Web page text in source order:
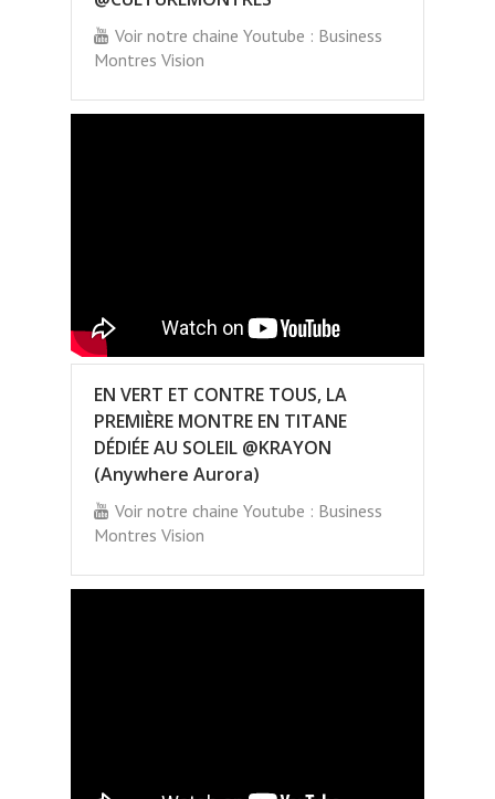
Voir notre chaine Youtube : Business
Montres Vision
EN VERT ET CONTRE TOUS, LA
PREMIÈRE MONTRE EN TITANE
DÉDIÉE AU SOLEIL @KRAYON
(Anywhere Aurora)
Voir notre chaine Youtube : Business
Montres Vision